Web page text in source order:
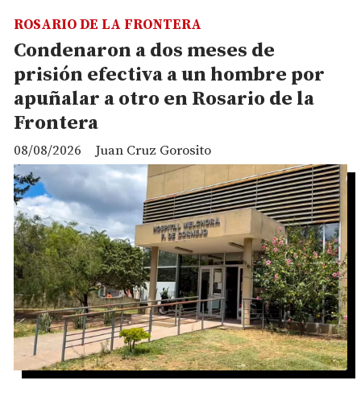
Condenaron a dos meses de
prisión efectiva a un hombre por
apuñalar a otro en Rosario de la
Frontera
Juan Cruz Gorosito
ROSARIO DE LA FRONTERA
08/08/2026